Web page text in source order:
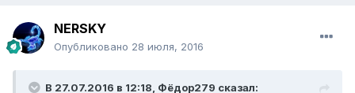
NERSKY
Опубликовано 28 июля, 2016
В 27.07.2016 в 12:18, Фёдор279 сказал: